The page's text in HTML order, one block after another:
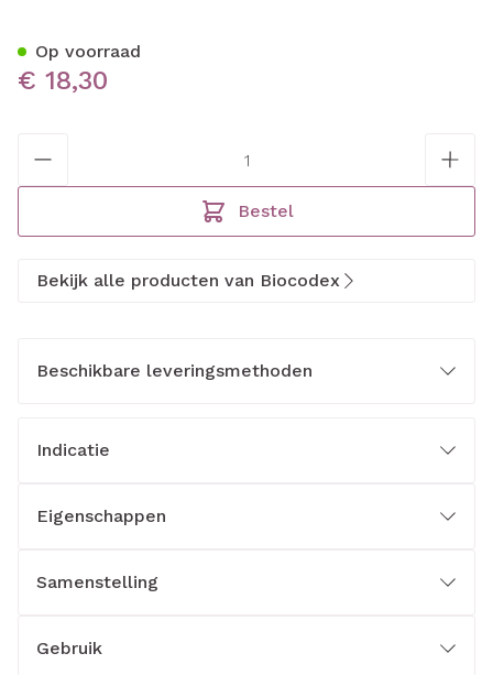
€ 18,30
Bestel
Op voorraad
Bekijk alle producten van Biocodex
Beschikbare leveringsmethoden
Indicatie
Eigenschappen
Samenstelling
Gebruik